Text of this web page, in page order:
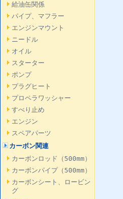
給油缶関係
パイプ、マフラー
エンジンマウント
ニードル
オイル
スターター
ポンプ
プラグヒート
プロペラワッシャー
すべり止め
エンジン
スペアパーツ
カーボン関連
カーボンロッド（500mm）
カーボンパイプ（500mm）
カーボンシート、ロービン
グ